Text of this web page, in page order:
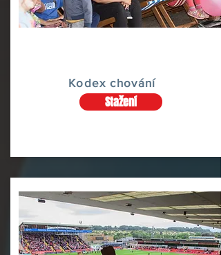
Kodex chování
Stažení